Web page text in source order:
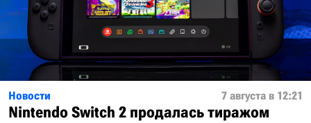
Новости 7 августа в 12:21
Nintendo Switch 2 продалась тиражом